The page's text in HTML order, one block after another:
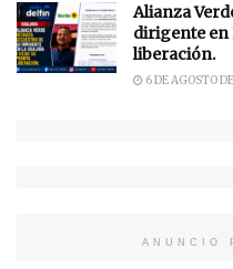
Alianza
dirigente en
liberación.
6 DE AGOSTO
ANUNCIO